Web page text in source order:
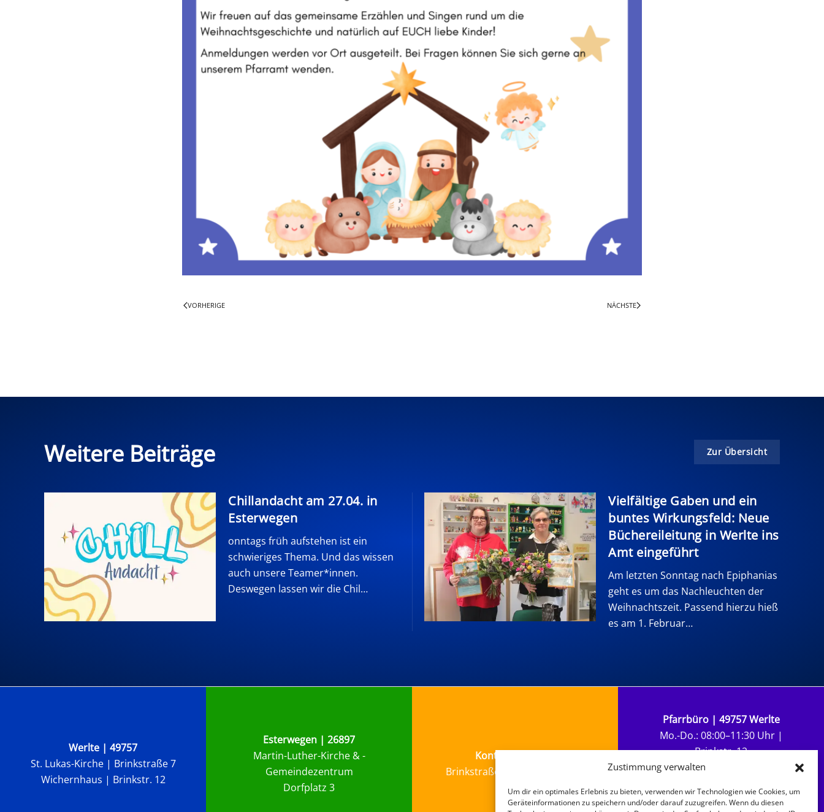
Zustimmung verwalten
Um dir ein optimales Erlebnis zu bieten, verwenden wir Technologien wie Cookies, um
Geräteinformationen zu speichern und/oder darauf zuzugreifen. Wenn du diesen
VORHERIGE NÄCHSTE
Weitere Beiträge Zur Übersicht
Chillandacht am 27.04. in
Esterwegen
onntags früh aufstehen ist ein
schwieriges Thema. Und das wissen
auch unsere Teamer*innen.
Deswegen lassen wir die Chil…
Vielfältige Gaben und ein
buntes Wirkungsfeld: Neue
Büchereileitung in Werlte ins
Amt eingeführt
Am letzten Sonntag nach Epiphanias
geht es um das Nachleuchten der
Weihnachtszeit. Passend hierzu hieß
es am 1. Februar…
Werlte | 49757
St. Lukas-Kirche | Brinkstraße 7
Wichernhaus | Brinkstr. 12
Esterwegen | 26897
Martin-Luther-Kirche & -
Gemeindezentrum
Dorfplatz 3
Kontakt Pfarramt
Brinkstraße 14 | 49757 Werlte
Pfarrbüro | 49757 Werlte
Mo.-Do.: 08:00–11:30 Uhr |
Brinkstr. 12
kg.werlte@evlka.de